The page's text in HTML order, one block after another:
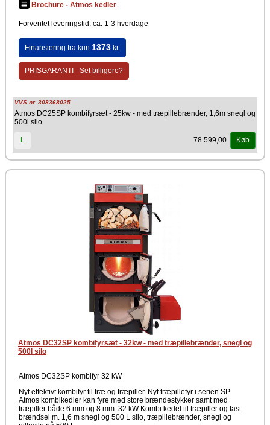
Kompakt og meget robust kedelkonstruktion
Nem vedligehold og drift
Keramisk brændkammer og optimal forgasningsproces
Ny moderne teknologi
Mere økonomisk i drift pga. højere effektivitet
Lavt strømforbrug
Det er muligt at bestille døråbning hængslet til højre/venstre
En røgudgang
Vigtig information
Dette nye kombifyr fra Atmos serien GSP-serien Atmos kombifyr 25kW
forbrændingskammer til pellets. Dette nye kombifyr opnår mere en 90
effektive udstødningsvarmeveksler i den bageste vertikale røggaskanal
samt en termostatstyring af tilførselsluften via udstød-temperaturen,
falder denne kedel under specifikationerne for BImSchV fase 2.
Forbrændingskammeret der ikke er i brug er lukket med en servo-ventil
kontrol. Dette er således 100% tæt, så udladning af falsk luft ikke er
En af de helt store fordele ved GSP kombifyret er at brændkamrene er
placeret ovenpå hinanden og derved sparer en del plads end tidligere
Brochure - Atmos kedler
Forventet leveringstid: ca. 1-3 hverdage
Finansiering fra kun 1373kr.
PRISGARANTI - Set billigere?
VVS nr. 308368025
Atmos DC25SP kombifyrsæt - 25kw - med træpillebrænder, 1,6m snegl og
500l silo
L 78.599,00 Køb
Atmos DC32SP kombifyrsæt - 32kw - med træpillebrænder, snegl og
500l silo
Atmos DC32SP kombifyr 32 kW
Nyt effektivt kombifyr til træ og træpiller. Nyt træpillefyr i serien SP
Atmos kombikedler kan fyre med store brændestykker samt med
træpiller både 6 mm og 8 mm. 32 kW Kombi kedel til træpiller og fast
brændsel m. 1,6 m snegl og 500 L silo, træpillebrænder, snegl og